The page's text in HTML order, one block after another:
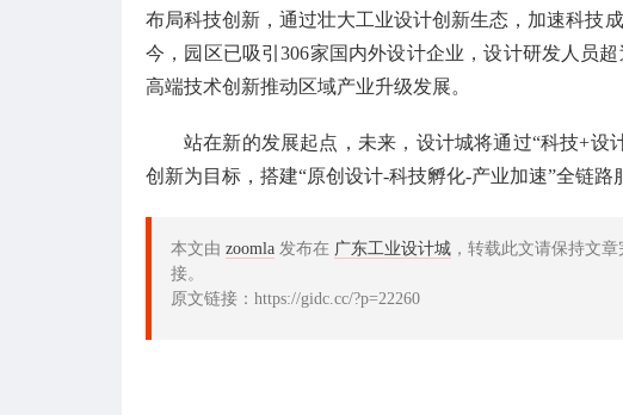
布局科技创新，通过壮大工业设计创新生态，加速科技
今，园区已吸引306家国内外设计企业，设计研发人员
高端技术创新推动区域产业升级发展。
站在新的发展起点，未来，设计城将通过“科技+
创新为目标，搭建“原创设计-科技孵化-产业加速”全链
本文由 zoomla 发布在 广东工业设计城 ，转载此文请保持文
接。
原文链接：https://gidc.cc/?p=22260